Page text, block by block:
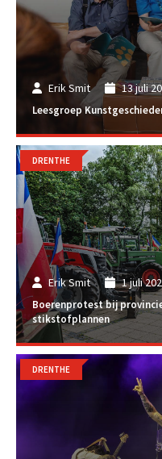
Erik Smit 13 juli
Leesgroep
Erik Smit 1 juli
Boerenprotest bij
stikstofplannen
DRENTHE
DRENTHE